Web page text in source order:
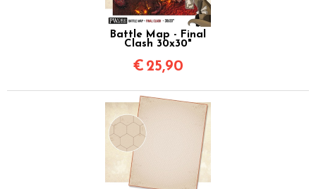
Battle Map - Final
Clash 30x30"
€ 25,90